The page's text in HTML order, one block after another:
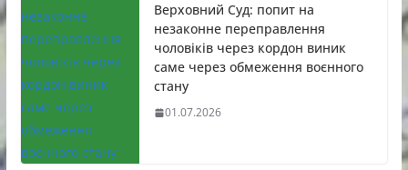
Верховний Суд: попит на
незаконне переправлення
чоловіків через кордон виник
саме через обмеження воєнного
стану
01.07.2026